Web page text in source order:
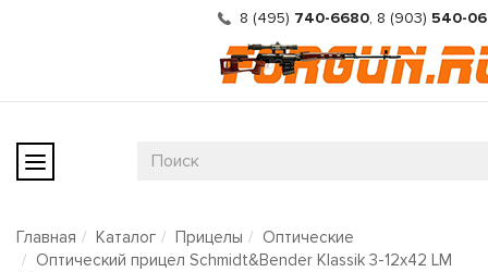
8 (495) 740-6680, 8 (903) 540-
Главная Каталог Прицелы
Оптические
Оптический прицел Schmidt&Bender Klassik 3-12x42 LM